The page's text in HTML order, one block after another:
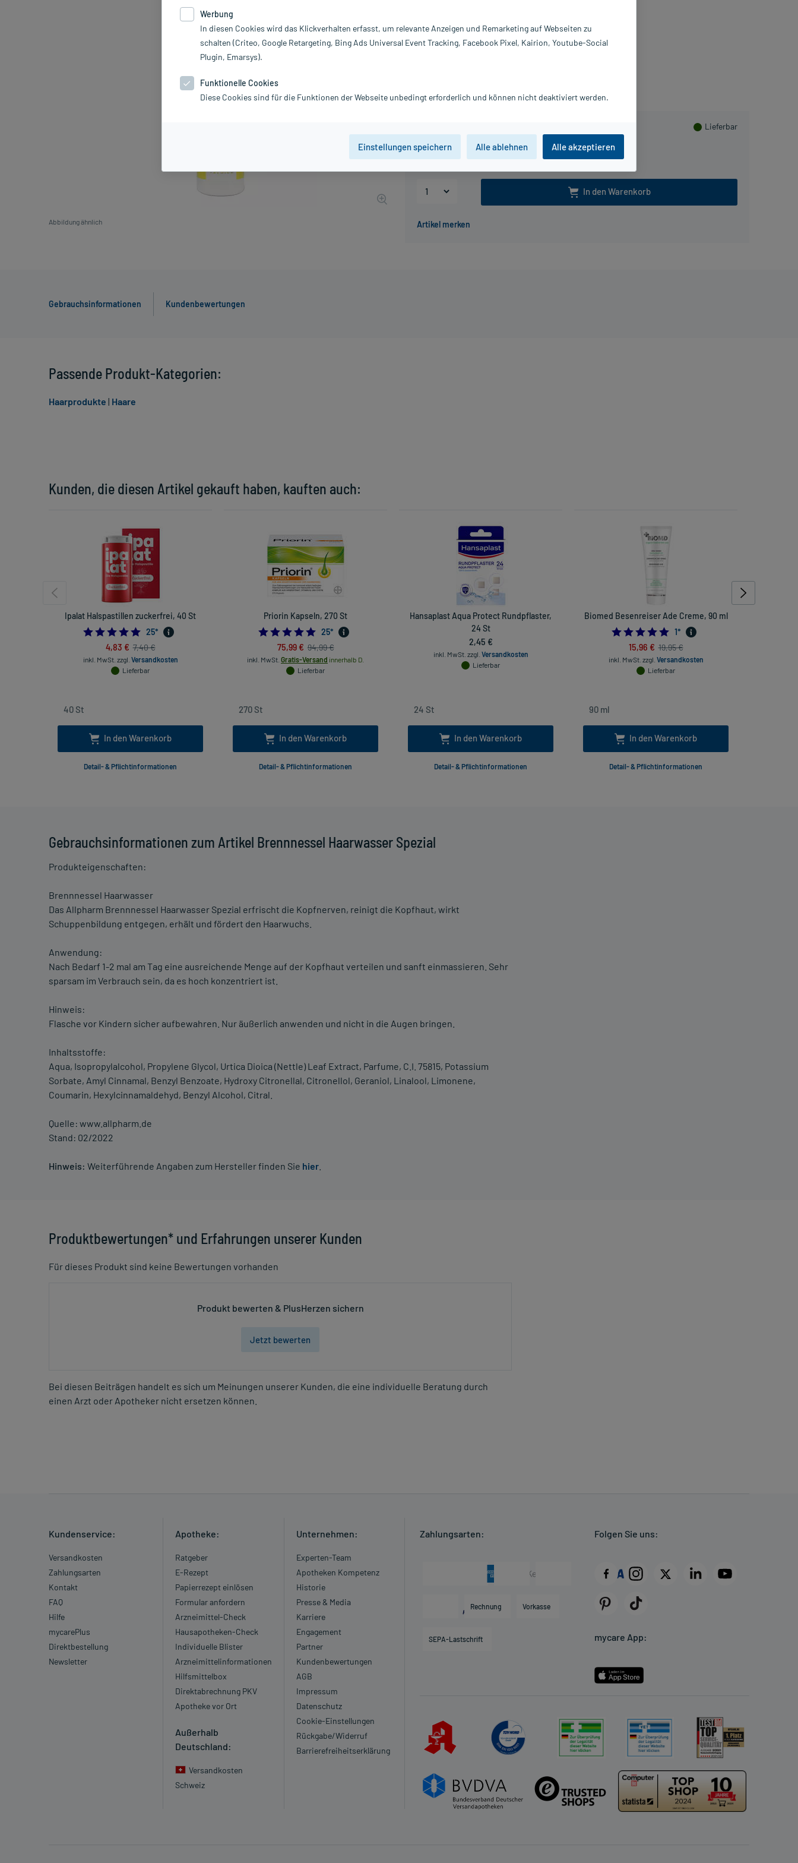
Abbildung ähnlich
Grundpreis: 54,68 € / l
Lieferbar
100 ml 250 ml
In den Warenkorb
Hersteller:
ALLPHARM Vertriebs GmbH
Gebrauchsinformationen Kundenbewertungen
Gebrauchsinformationen zum Artikel Brennnessel Haarwasser Spezial
Produkteigenschaften:
Brennnessel Haarwasser
Das Allpharm Brennnessel Haarwasser Spezial erfrischt die Kopfnerven, reinigt die Kopfhaut, wirkt
Schuppenbildung entgegen, erhält und fördert den Haarwuchs.
Anwendung:
Nach Bedarf 1-2 mal am Tag eine ausreichende Menge auf der Kopfhaut verteilen und sanft einmassieren. Sehr
sparsam im Verbrauch sein, da es hoch konzentriert ist.
Hinweis:
Flasche vor Kindern sicher aufbewahren. Nur äußerlich anwenden und nicht in die Augen bringen.
Inhaltsstoffe:
Aqua, Isopropylalcohol, Propylene Glycol, Urtica Dioica (Nettle) Leaf Extract, Parfume, C.I. 75815, Potassium
Sorbate, Amyl Cinnamal, Benzyl Benzoate, Hydroxy Citronellal, Citronellol, Geraniol, Linalool, Limonene,
Coumarin, Hexylcinnamaldehyd, Benzyl Alcohol, Citral.
Quelle: www.allpharm.de
Stand: 02/2022
Hinweis: Weiterführende Angaben zum Hersteller finden Sie hier
Produktbewertungen* und Erfahrungen unserer Kunden
Für dieses Produkt sind keine Bewertungen vorhanden
Produkt bewerten & PlusHerzen sichern
Jetzt bewerten
Bei diesen Beiträgen handelt es sich um Meinungen unserer Kunden, die eine individuelle Beratung durch
einen Arzt oder Apotheker nicht ersetzen können.
Kunden, die diesen Artikel gekauft haben, kauften auch:
Ipalat Halspastillen zuckerfrei, 40 St
4.8
25*
4,83 € 7,40 €
inkl. MwSt. zzgl. Versandkosten
Lieferbar
In den Warenkorb
Detail- & Pflichtinformationen
Priorin Kapseln, 270 St
4.96
25*
75,99 € 94,99 €
inkl. MwSt. Gratis-Versand innerhalb D.
Lieferbar
In den Warenkorb
Detail- & Pflichtinformationen
Hansaplast Aqua Protect Rundpflaster,
24 St
2,45 €
inkl. MwSt. zzgl. Versandkosten
Lieferbar
In den Warenkorb
Detail- & Pflichtinformationen
Biomed Besenreiser Ade Creme, 90 ml
5.0
1*
15,96 € 19,95 €
inkl. MwSt. zzgl. Versandkosten
Lieferbar
In den Warenkorb
Detail- & Pflichtinformationen
Passende Produkt-Kategorien:
Haarprodukte | Haare
Kundenservice:
Versandkosten
Zahlungsarten
Kontakt
FAQ
Hilfe
mycarePlus
Direktbestellung
Newsletter
Apotheke:
Ratgeber
E-Rezept
Papierrezept einlösen
Formular anfordern
Arzneimittel-Check
Hausapotheken-Check
Individuelle Blister
Arzneimittelinformationen
Hilfsmittelbox
Direktabrechnung PKV
Apotheke vor Ort
Außerhalb
Deutschland:
Versandkosten
Schweiz
Unternehmen:
Experten-Team
Apotheken Kompetenz
Historie
Presse & Media
Karriere
Engagement
Partner
Kundenbewertungen
AGB
Impressum
Datenschutz
Cookie-Einstellungen
Rückgabe/Widerruf
Barrierefreiheitserklärung
Zahlungsarten:
Rechnung Vorkasse
SEPA-Lastschrift
Folgen Sie uns:
mycare App:
Werbung
In diesen Cookies wird das Klickverhalten erfasst, um relevante Anzeigen und Remarketing auf Webseiten zu
schalten (Criteo, Google Retargeting, Bing Ads Universal Event Tracking, Facebook Pixel, Kairion, Youtube-Social
Plugin, Emarsys).
Funktionelle Cookies
Diese Cookies sind für die Funktionen der Webseite unbedingt erforderlich und können nicht deaktiviert werden.
Einstellungen speichern Alle ablehnen Alle akzeptieren